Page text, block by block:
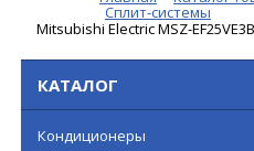
Сплит-системы
Mitsubishi Electric MSZ-
КАТАЛОГ
Кондиционеры